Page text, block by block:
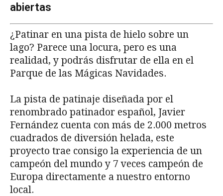
abiertas
¿Patinar en una pista de hielo sobre un
lago? Parece una locura, pero es una
realidad, y podrás disfrutar de ella en el
Parque de las Mágicas Navidades.
La pista de patinaje diseñada por el
renombrado patinador español, Javier
Fernández cuenta con más de 2.000 metros
cuadrados de diversión helada, este
proyecto trae consigo la experiencia de un
campeón del mundo y 7 veces campeón de
Europa directamente a nuestro entorno
local.